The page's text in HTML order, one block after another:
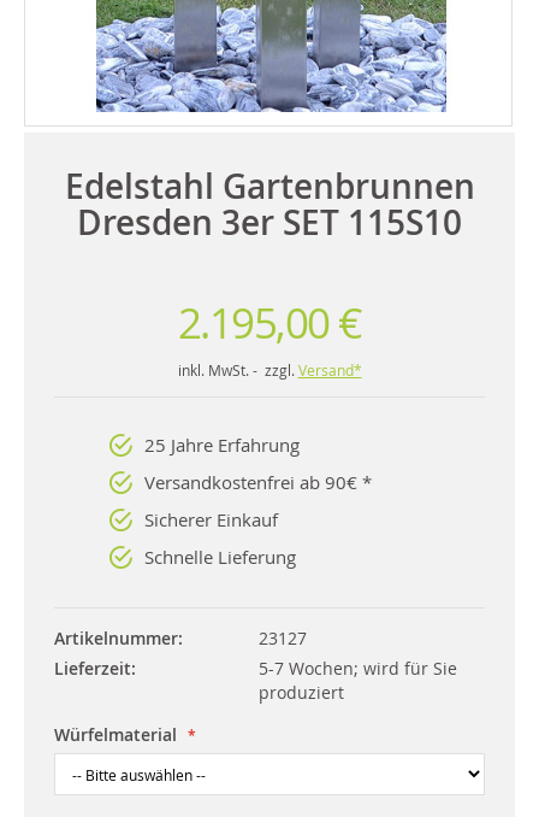
Edelstahl Gartenbrunnen
Dresden 3er SET 115S10
2.195,00 €
inkl. MwSt. - zzgl. Versand*
25 Jahre Erfahrung
Versandkostenfrei ab 90€ *
Sicherer Einkauf
Schnelle Lieferung
Artikelnummer
23127
Lieferzeit
5-7 Wochen; wird für Sie
produziert
Würfelmaterial